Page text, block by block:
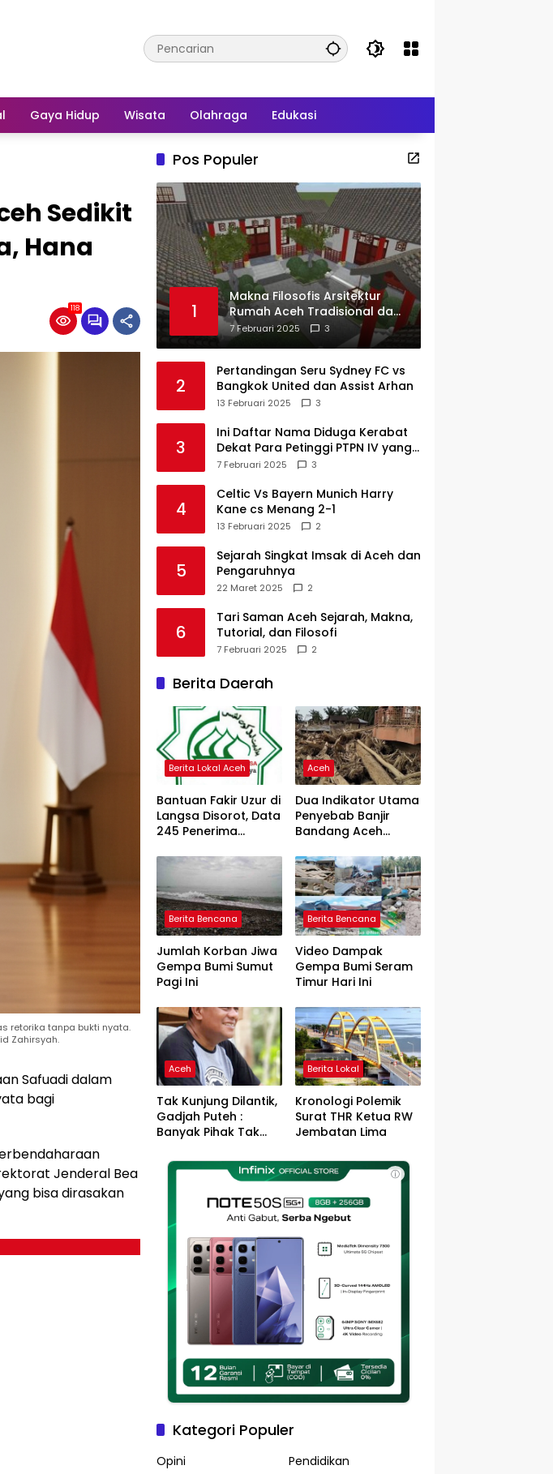
Gaya Hidup Wisata Olahraga Edukasi
Sedikit
Hana
118
retorika tanpa bukti nyata.
Zahirsyah.
Safuadi dalam
bagi
Jenderal Bea
bisa dirasakan
Pos Populer
1
Makna Filosofis Arsitektur
Rumah Aceh Tradisional dan
Sejarah Perkembangannya
7 Februari 2025 3
2
Pertandingan Seru Sydney FC vs
Bangkok United dan Assist Arhan
13 Februari 2025 3
3
Ini Daftar Nama Diduga Kerabat
Dekat Para Petinggi PTPN IV yang
Lulus PKWT
7 Februari 2025 3
4
Celtic Vs Bayern Munich Harry
Kane cs Menang 2-1
13 Februari 2025 2
5
Sejarah Singkat Imsak di Aceh dan
Pengaruhnya
22 Maret 2025 2
6
Tari Saman Aceh Sejarah, Makna,
Tutorial, dan Filosofi
7 Februari 2025 2
Berita Daerah
Berita Lokal Aceh
Bantuan Fakir Uzur di
Langsa Disorot, Data
245 Penerima
Aceh
Dua Indikator Utama
Penyebab Banjir
Bandang Aceh
Puteh Soroti
Kerusakan DAS
Berita Bencana
Jumlah Korban Jiwa
Gempa Bumi Sumut
Pagi Ini
Berita Bencana
Video Dampak
Gempa Bumi Seram
Timur Hari Ini
Aceh
Tak Kunjung Dilantik,
Gadjah Puteh :
Banyak Pihak Tak
Jadi Pemimpin Kota
Berita Lokal
Kronologi Polemik
Surat THR Ketua RW
Jembatan Lima
ⓘ
Kategori Populer
Opini
Pendidikan